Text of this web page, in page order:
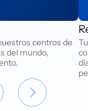
centros de
del mundo,